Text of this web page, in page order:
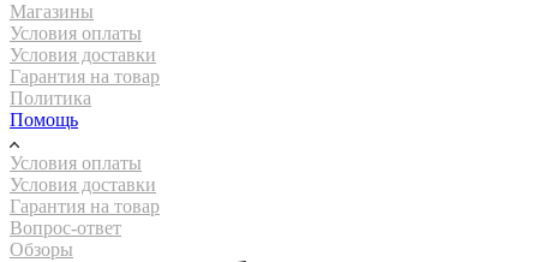
Магазины
Условия оплаты
Условия доставки
Гарантия на товар
Политика
Помощь
Условия оплаты
Условия доставки
Гарантия на товар
Вопрос-ответ
Обзоры